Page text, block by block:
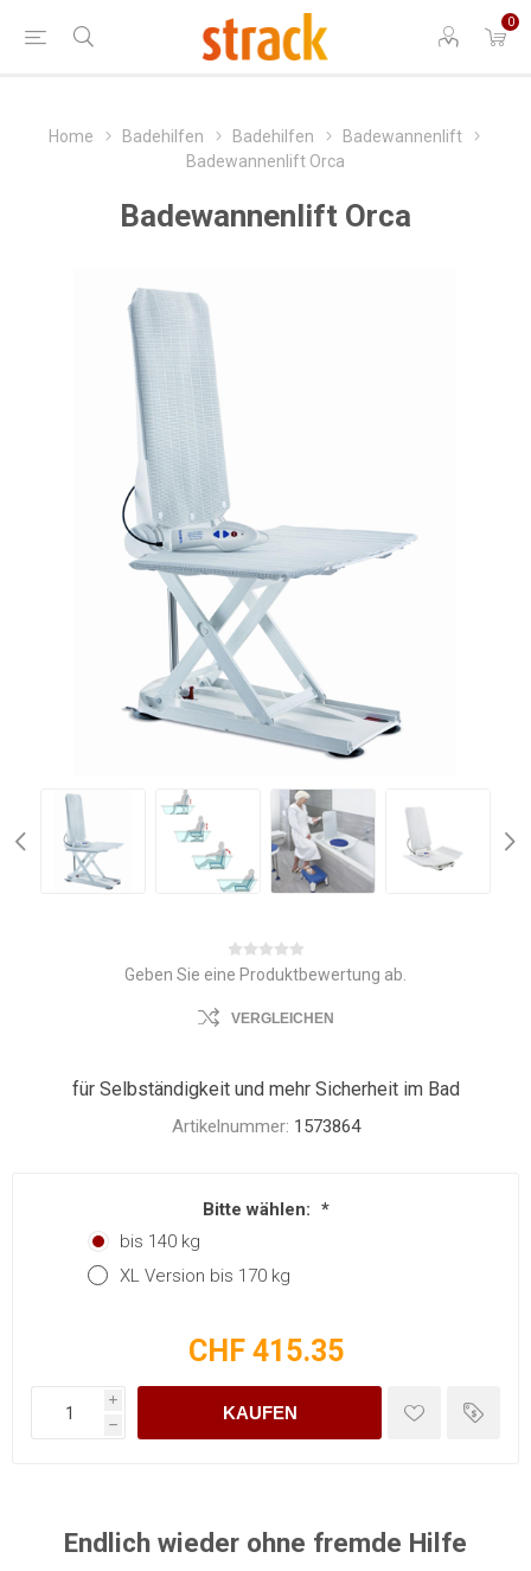
0
Home Badehilfen Badehilfen
Badewannenlift
Badewannenlift Orca
Badewannenlift Orca
Geben Sie eine Produktbewertung ab.
VERGLEICHEN
für Selbständigkeit und mehr Sicherheit im Bad
Artikelnummer: 1573864
Bitte wählen: *
bis 140 kg
XL Version bis 170 kg
CHF 415.35
i
h
KAUFEN
Endlich wieder ohne fremde Hilfe